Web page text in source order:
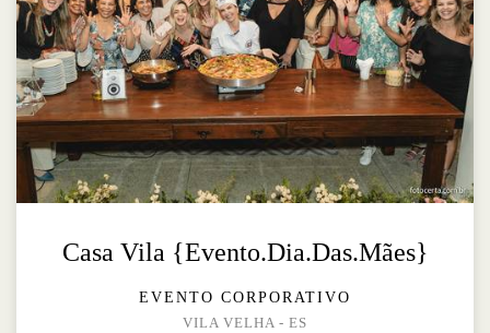
Casa Vila {Evento.Dia.Das.Mães}
EVENTO CORPORATIVO
VILA VELHA - ES